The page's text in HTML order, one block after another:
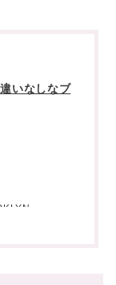
いなしなブ